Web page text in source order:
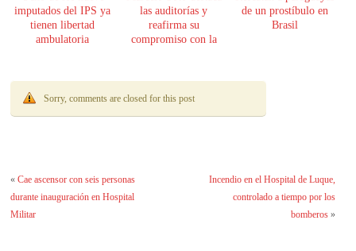
imputados del IPS ya
tienen libertad
ambulatoria
las auditorías y
reafirma su
compromiso con la
de un prostíbulo en
Brasil
Sorry, comments are closed for this post
«Cae ascensor con seis personas
durante inauguración en Hospital
Militar
Incendio en el Hospital de Luque,
controlado a tiempo por los
bomberos»